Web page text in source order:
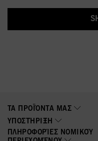
ΤΑ ΠΡΟΪΌΝΤΑ ΜΑΣ
ΥΠΟΣΤΉΡΙΞΗ
ΠΛΗΡΟΦΟΡΊΕΣ ΝΟΜΙΚΟΎ